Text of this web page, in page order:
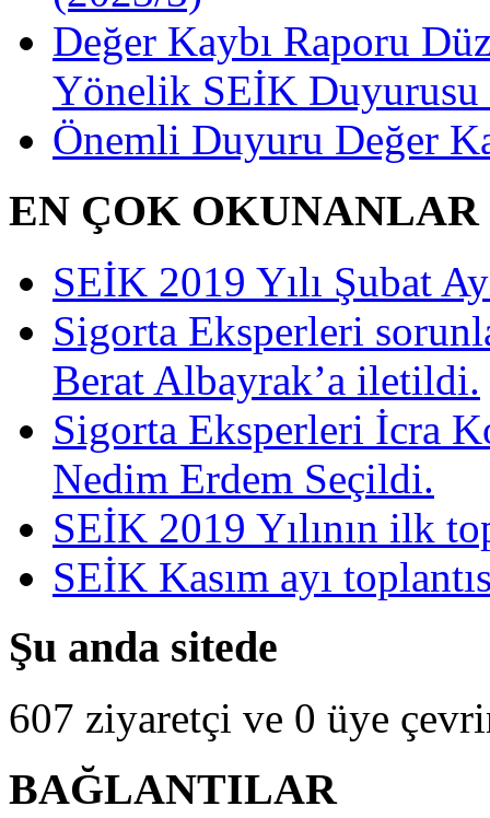
Değer Kaybı Raporu
Yönelik SEİK Duyurusu
Önemli Duyuru Değer
EN ÇOK OKUNANLAR
SEİK 2019 Yılı Şubat
Sigorta Eksperleri
Berat Albayrak’a iletildi.
Sigorta Eksperleri İcra
Nedim Erdem Seçildi.
SEİK 2019 Yılının ilk
SEİK Kasım ayı
Şu anda sitede
607 ziyaretçi ve 0 üye
BAĞLANTILAR